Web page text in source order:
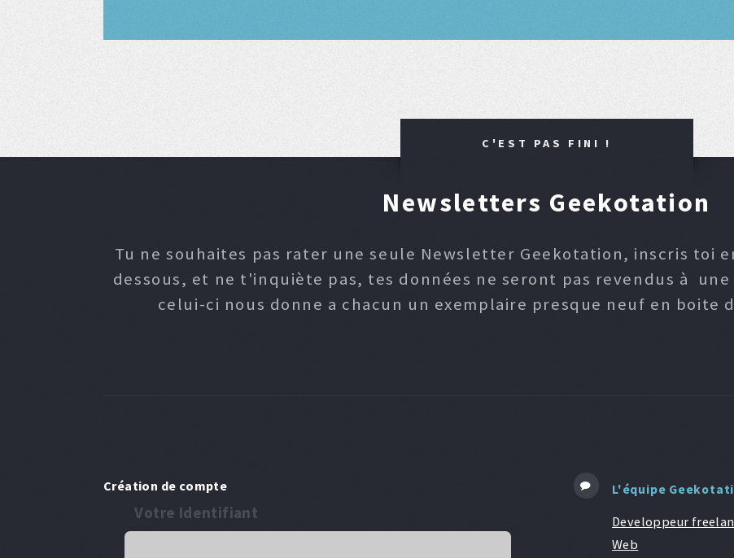
C'EST PAS FINI !
Newsletters Geekotation
Tu ne souhaites pas rater une seule Newsletter Geekotation, inscris toi
dessous, et ne t'inquiète pas, tes données ne seront pas revendus à
celui-ci nous donne a chacun un exemplaire presque neuf en boite
Création de compte
Votre Identifiant
L'équipe
Developpeur
Web